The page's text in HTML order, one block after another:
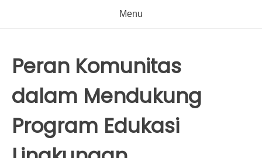
Menu
Peran Komunitas
dalam Mendukung
Program Edukasi